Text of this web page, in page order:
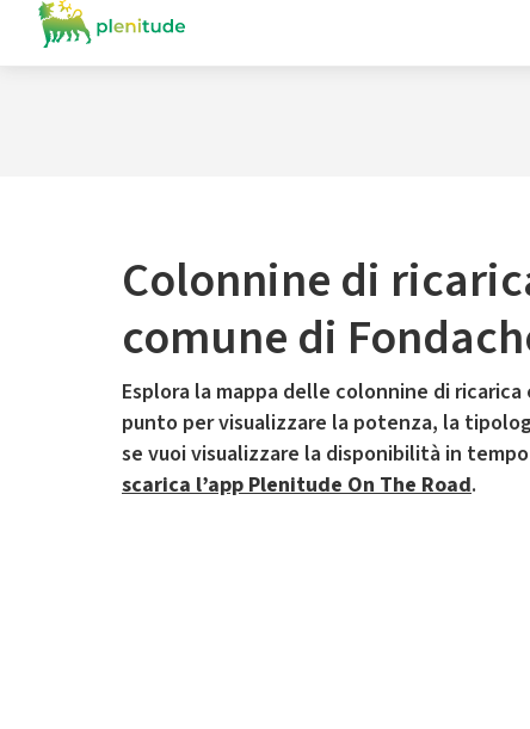
Colonnine di
comune di
Esplora la mappa delle colonnine di
punto per visualizzare la potenza, la
se vuoi visualizzare la disponibilità in
scarica l’app Plenitude On The Road.